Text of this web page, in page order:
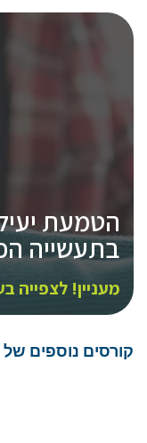
הטמעת
בתעשייה
מעניין! לצפייה
קורסים נוספים